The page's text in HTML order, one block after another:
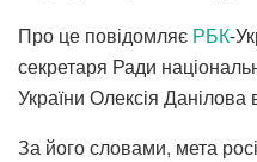
Про це повідомляє РБК-
секретаря Ради
України Олексія Данілова
За його словами, мета